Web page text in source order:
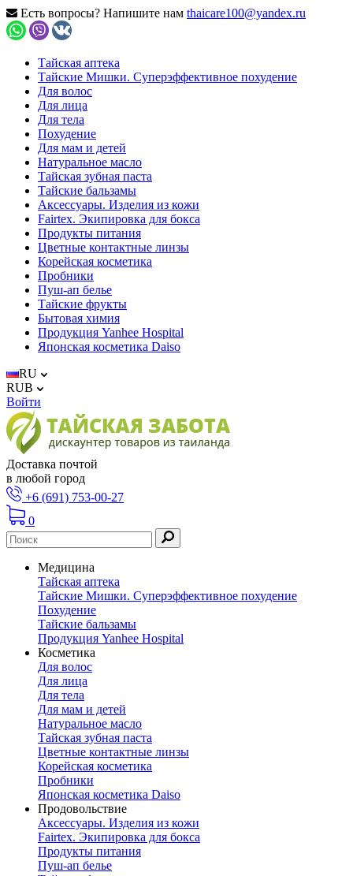
Есть вопросы? Напишите нам thaicare100@yandex.ru
Тайская аптека
Тайские Мишки. Суперэффективное похудение
Для волос
Для лица
Для тела
Похудение
Для мам и детей
Натуральное масло
Тайская зубная паста
Тайские бальзамы
Аксессуары. Изделия из кожи
Fairtex. Экипировка для бокса
Продукты питания
Цветные контактные линзы
Корейская косметика
Пробники
Пуш-ап белье
Тайские фрукты
Бытовая химия
Продукция Yanhee Hospital
Японская косметика Daiso
RU
RUB
Войти
Доставка почтой
в любой город
+6 (691) 753-00-27
0
Медицина
Тайская аптека
Тайские Мишки. Суперэффективное похудение
Похудение
Тайские бальзамы
Продукция Yanhee Hospital
Косметика
Для волос
Для лица
Для тела
Для мам и детей
Натуральное масло
Тайская зубная паста
Цветные контактные линзы
Корейская косметика
Пробники
Японская косметика Daiso
Продовольствие
Аксессуары. Изделия из кожи
Fairtex. Экипировка для бокса
Продукты питания
Пуш-ап белье